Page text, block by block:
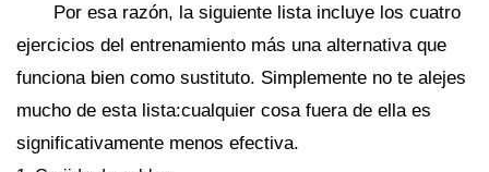
Por esa razón, la siguiente lista incluye los cuatro
ejercicios del entrenamiento más una alternativa que
funciona bien como sustituto. Simplemente no te alejes
mucho de esta lista:cualquier cosa fuera de ella es
significativamente menos efectiva.